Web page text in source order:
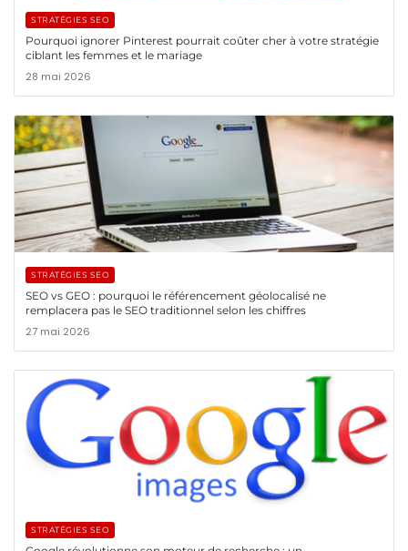
STRATÉGIES SEO
Pourquoi ignorer Pinterest pourrait coûter cher à votre stratégie
ciblant les femmes et le mariage
28 mai 2026
STRATÉGIES SEO
SEO vs GEO : pourquoi le référencement géolocalisé ne
remplacera pas le SEO traditionnel selon les chiffres
27 mai 2026
STRATÉGIES SEO